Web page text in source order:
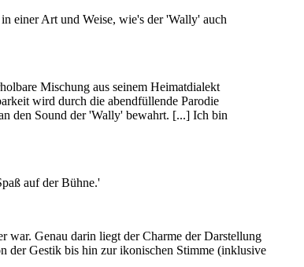
einer Art und Weise, wie's der 'Wally' auch
Mischung aus seinem Heimatdialekt
wird durch die abendfüllende Parodie
den Sound der 'Wally' bewahrt. [...] Ich bin
auf der Bühne.'
war. Genau darin liegt der Charme der Darstellung
der Gestik bis hin zur ikonischen Stimme (inklusive